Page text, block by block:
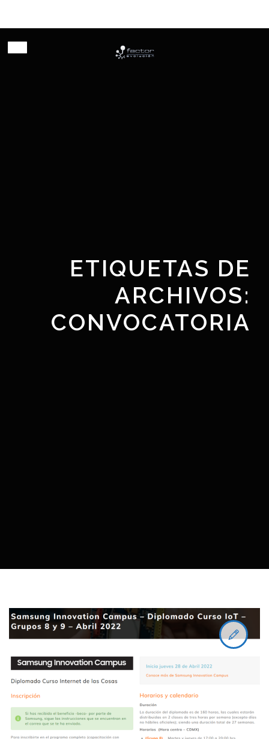
ETIQUETAS DE
ARCHIVOS:
CONVOCATORIA